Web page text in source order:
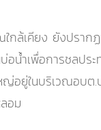
ล้เคียง ยังปราก
น้ำเพื่อการชลปร
ยู่ในบริเวณอบต.
อม